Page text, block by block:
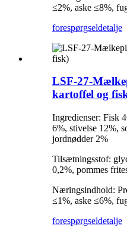
≤2%, aske ≤8%,
forespørgseldetalje
LSF-27-
kartoffel og
Ingredienser: Fisk
6%, stivelse 12%,
jordnødder 2%
Tilsætningsstof:
0,2%, pommes
Næringsindhold:
≤1%, aske ≤6%,
forespørgseldetalje